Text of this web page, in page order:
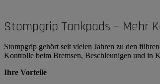
Stompgrip Tankpads – Mehr
Stompgrip gehört seit vielen Jahren zu den
Kontrolle beim Bremsen, Beschleunigen und in
Ihre Vorteile